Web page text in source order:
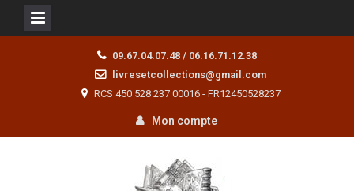
09.67.04.07.48 / 06.16.71.12.38
livresetcollections@gmail.com
RCS 450 528 237 00016 - FR12450528237
Mon compte